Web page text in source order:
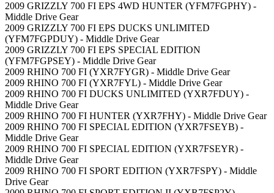
2009 GRIZZLY 700 FI EPS 4WD HUNTER (YFM7FGPHY) -
Middle Drive Gear
2009 GRIZZLY 700 FI EPS DUCKS UNLIMITED
(YFM7FGPDUY) - Middle Drive Gear
2009 GRIZZLY 700 FI EPS SPECIAL EDITION
(YFM7FGPSEY) - Middle Drive Gear
2009 RHINO 700 FI (YXR7FYGR) - Middle Drive Gear
2009 RHINO 700 FI (YXR7FYL) - Middle Drive Gear
2009 RHINO 700 FI DUCKS UNLIMITED (YXR7FDUY) -
Middle Drive Gear
2009 RHINO 700 FI HUNTER (YXR7FHY) - Middle Drive Gear
2009 RHINO 700 FI SPECIAL EDITION (YXR7FSEYB) -
Middle Drive Gear
2009 RHINO 700 FI SPECIAL EDITION (YXR7FSEYR) -
Middle Drive Gear
2009 RHINO 700 FI SPORT EDITION (YXR7FSPY) - Middle
Drive Gear